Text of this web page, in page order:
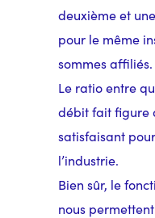
deuxième et
pour le même
sommes affiliés.
Le ratio entre
débit fait figure
satisfaisant
l’industrie.
Bien sûr, le
nous